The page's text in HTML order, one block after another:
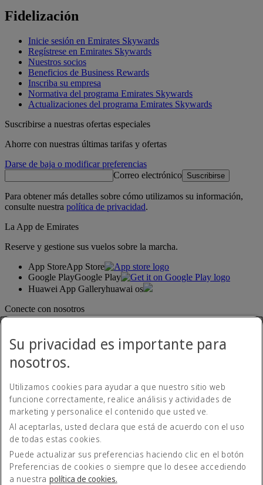
Fidelización
Inicie sesión en Emirates Skywards
Regístrese en Emirates Skywards
Nuestros socios
Beneficios de Business Rewards
Inscriba su empresa
Normativa del programa Emirates Skywards
Actualizaciones del programa Emirates Skywards
Suscribirse a nuestras ofertas especiales
Ahorre con nuestras últimas tarifas y ofertas
Darse de baja o modificar preferencias
Correo electrónico Suscribirse
Para obtener más detalles sobre cómo utilizamos su información,
consulte nuestra política de privacidad.
La App de Emirates
Reserve y gestione sus vuelos sobre la marcha.
App StoreApp Store
Google PlayGoogle Play
Huawei App Galleryhuawai os
Conecte con nosotros
Declaración de accesibilidad
Contacte con nosotros
Política de privacidad
Condiciones generales
Política de cookies
Su privacidad es importante para
nosotros.
Utilizamos cookies para ayudar a que nuestro sitio web
funcione correctamente, realice análisis y actividades de
marketing y personalice el contenido que usted ve.
Al aceptarlas, usted declara que está de acuerdo con el uso
de todas estas cookies.
Puede actualizar sus preferencias haciendo clic en el botón
Preferencias de cookies o siempre que lo desee accediendo
a nuestra política de cookies.